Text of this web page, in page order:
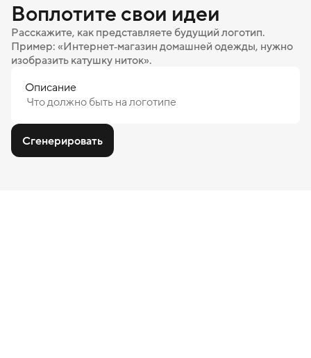
Воплотите свои идеи
Расскажите, как представляете будущий логотип.
Пример: «Интернет‑магазин домашней одежды, нужно
изобразить катушку ниток».
Описание
Сгенерировать